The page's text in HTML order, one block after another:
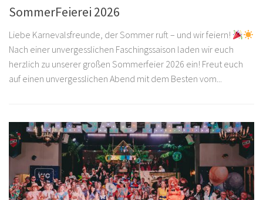
SommerFeierei 2026
Liebe Karnevalsfreunde, der Sommer ruft – und wir feiern!
Nach einer unvergesslichen Faschingssaison laden wir euch
herzlich zu unserer großen Sommerfeier 2026 ein! Freut euch
auf einen unvergesslichen Abend mit dem Besten vom...